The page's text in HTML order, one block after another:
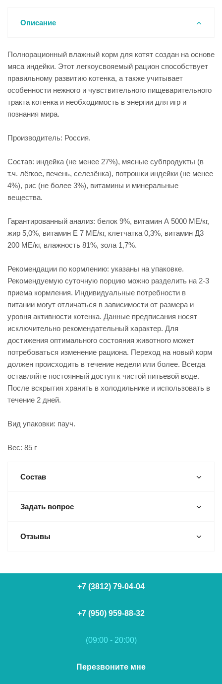
Описание
Полнорационный влажный корм для котят создан на основе
мяса индейки. Этот легкоусвояемый рацион способствует
правильному развитию котенка, а также учитывает
особенности нежного и чувствительного пищеварительного
тракта котенка и необходимость в энергии для игр и
познания мира.
Производитель: Россия.
Состав: индейка (не менее 27%), мясные субпродукты (в
т.ч. лёгкое, печень, селезёнка), потрошки индейки (не менее
4%), рис (не более 3%), витамины и минеральные
вещества.
Гарантированный анализ: белок 9%, витамин А 5000 МЕ/кг,
жир 5,0%, витамин Е 7 МЕ/кг, клетчатка 0,3%, витамин Д3
200 МE/кг, влажность 81%, зола 1,7%.
Рекомендации по кормлению: указаны на упаковке.
Рекомендуемую суточную порцию можно разделить на 2-3
приема кормления. Индивидуальные потребности в
питании могут отличаться в зависимости от размера и
уровня активности котенка. Данные предписания носят
исключительно рекомендательный характер. Для
достижения оптимального состояния животного может
потребоваться изменение рациона. Переход на новый корм
должен происходить в течение недели или более. Всегда
оставляйте постоянный доступ к чистой питьевой воде.
После вскрытия хранить в холодильнике и использовать в
течение 2 дней.
Вид упаковки: пауч.
Вес: 85 г
Состав
Задать вопрос
Отзывы
+7 (3812) 79-04-04
+7 (950) 959-88-32
(09:00 - 20:00)
Перезвоните мне